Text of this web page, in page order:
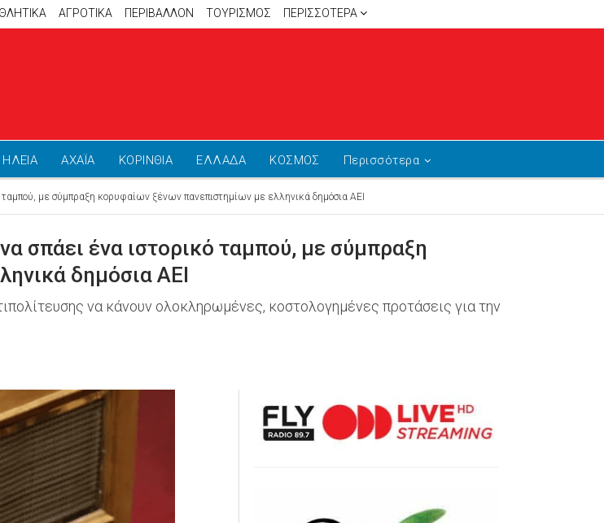
ΑΓΡΟΤΙΚΑ ΠΕΡΙΒΑΛΛΟΝ ΤΟΥΡΙΣΜΟΣ ΠΕΡΙΣΣΌΤΕΡΑ
ΗΛΕΙΑ ΑΧΑΪΑ ΚΟΡΙΝΘΙΑ ΕΛΛΑΔΑ ΚΟΣΜΟΣ Περισσότερα
με σύμπραξη κορυφαίων ξένων πανεπιστημίων με ελληνικά δημόσια ΑΕΙ
σπάει ένα ιστορικό ταμπού, με σύμπραξη
δημόσια ΑΕΙ
να κάνουν ολοκληρωμένες, κοστολογημένες προτάσεις για την